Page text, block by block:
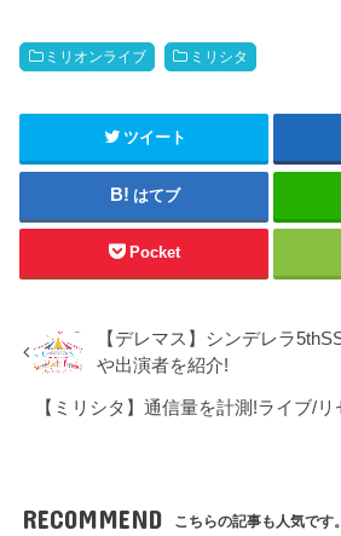
ミリオンライブ ミリシタ
ツイート
はてブ
Pocket
【デレマス】シンデレラ
や出演者を紹介!
【ミリシタ】通信量を計測!ライブ/
RECOMMEND こちらの記事も人気です。